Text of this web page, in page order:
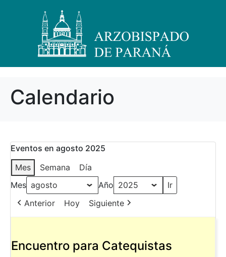
Calendario
Eventos en agosto 2025
Mes
Semana
Día
Mes
Año
Anterior
Hoy Siguiente
Encuentro para Catequistas